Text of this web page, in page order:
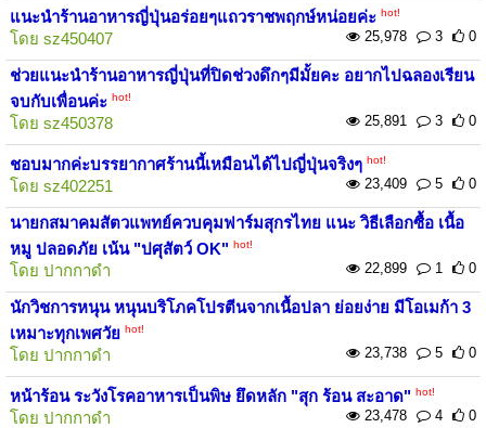
แนะนำร้านอาหารญี่ปุ่นอร่อยๆแถวราชพฤกษ์หน่อยค่ะ hot!
โดย sz450407 25,978 3 0
ช่วยแนะนำร้านอาหารญี่ปุ่นที่ปิดช่วงดึกๆมีมั้ยคะ อยากไปฉลองเรียน
จบกับเพื่อนค่ะ hot!
โดย sz450378 25,891 3 0
ชอบมากค่ะบรรยากาศร้านนี้เหมือนได้ไปญี่ปุ่นจริงๆ hot!
โดย sz402251 23,409 5 0
นายกสมาคมสัตวแพทย์ควบคุมฟาร์มสุกรไทย แนะ วิธีเลือกซื้อ เนื้อ
หมู ปลอดภัย เน้น "ปศุสัตว์ OK" hot!
โดย ปากกาดำ 22,899 1 0
นักวิชการหนุน หนุนบริโภคโปรตีนจากเนื้อปลา ย่อยง่าย มีโอเมก้า 3
เหมาะทุกเพศวัย hot!
โดย ปากกาดำ 23,738 5 0
หน้าร้อน ระวังโรคอาหารเป็นพิษ ยึดหลัก "สุก ร้อน สะอาด" hot!
โดย ปากกาดำ 23,478 4 0